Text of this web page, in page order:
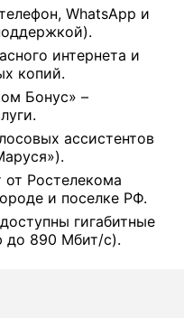
WhatsApp и
интернета и
копий.
Бонус» –
ассистентов
Ростелекома
и поселке РФ.
гигабитные
до 890 Мбит/с).